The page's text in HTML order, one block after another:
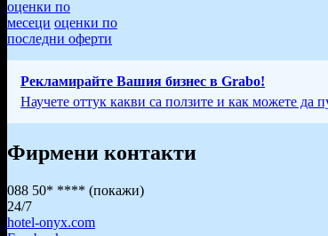
оценки по
месеци оценки по
последни оферти
Рекламирайте Вашия бизнес в Grabo!
Научете оттук какви са ползите и как можете да
Фирмени контакти
088 50* **** (покажи)
24/7
hotel-onyx.com